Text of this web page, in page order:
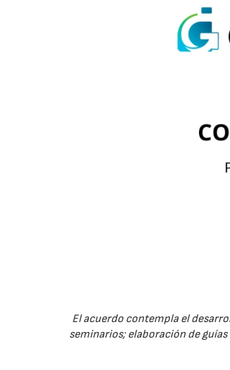
El acuerdo contempla el
seminarios; elaboración de